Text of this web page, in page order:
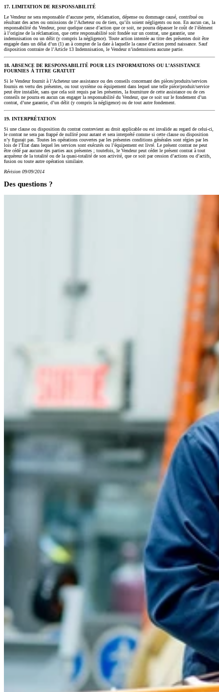
17. LIMITATION DE RESPONSABILITÉ
Le Vendeur ne sera responsable d’aucune perte, réclamation, dépense ou dommage causé, contribué ou
résultant des actes ou omissions de l’Acheteur ou de tiers, qu’ils soient négligents ou non. En aucun cas, la
responsabilité du Vendeur, pour quelque cause d’action que ce soit, ne pourra dépasser le coût de l’élément
à l’origine de la réclamation, que cette responsabilité soit fondée sur un contrat, une garantie, une
indemnisation ou un délit (y compris la négligence). Toute action intentée au titre des présentes doit être
engagée dans un délai d’un (1) an à compter de la date à laquelle la cause d’action prend naissance. Sauf
disposition contraire de l’Article 13 Indemnisation, le Vendeur n’indemnisera aucune partie.
18. ABSENCE DE RESPONSABILITÉ POUR LES INFORMATIONS OU L’ASSISTANCE
FOURNIES À TITRE GRATUIT
Si le Vendeur fournit à l’Acheteur une assistance ou des conseils concernant des pièces/produits/services
fournis en vertu des présentes, ou tout système ou équipement dans lequel une telle pièce/produit/service
peut être installée, sans que cela soit requis par les présentes, la fourniture de cette assistance ou de ces
conseils ne pourra en aucun cas engager la responsabilité du Vendeur, que ce soit sur le fondement d’un
contrat, d’une garantie, d’un délit (y compris la négligence) ou de tout autre fondement.
19. INTERPRÉTATION
Si une clause ou disposition du contrat contrevient au droit applicable ou est invalide au regard de celui‑ci,
le contrat ne sera pas frappé de nullité pour autant et sera interprété comme si cette clause ou disposition
n’y figurait pas. Toutes les opérations couvertes par les présentes conditions générales sont régies par les
lois de l’État dans lequel les services sont exécutés ou l’équipement est livré. Le présent contrat ne peut
être cédé par aucune des parties aux présentes ; toutefois, le Vendeur peut céder le présent contrat à tout
acquéreur de la totalité ou de la quasi‑totalité de son activité, que ce soit par cession d’actions ou d’actifs,
fusion ou toute autre opération similaire.
Révision 09/09/2014
Des questions ?